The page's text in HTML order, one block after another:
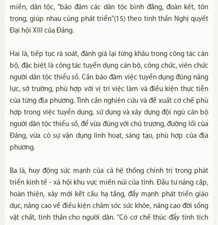
miền, dân tộc, “bảo đảm các dân tộc bình đẳng, đoàn kết, tôn
trọng, giúp nhau cùng phát triển”(15) theo tinh thần Nghị quyết
Đại hội XIII của Đảng.
Hai là, tiếp tục rà soát, đánh giá lại từng khâu trong công tác cán
bộ, đặc biệt là công tác tuyển dụng cán bộ, công chức, viên chức
người dân tộc thiểu số. Cần bảo đảm việc tuyển dụng đúng năng
lực, sở trường, phù hợp với vị trí việc làm và điều kiện thực tiễn
của từng địa phương. Tỉnh cần nghiên cứu và đề xuất cơ chế phù
hợp trong việc tuyển dụng, sử dụng và xây dựng đội ngũ cán bộ
người dân tộc thiểu số, để vừa đúng với chủ trương, đường lối của
Đảng, vừa có sự vận dụng linh hoạt, sáng tạo, phù hợp của địa
phương.
Ba là, huy động sức mạnh của cả hệ thống chính trị trong phát
triển kinh tế - xã hội khu vực miền núi của tỉnh. Đầu tư nâng cấp,
hoàn thiện, xây mới kết cấu hạ tầng, đẩy mạnh phát triển giáo
dục, nâng cao về điều kiện chăm sóc sức khỏe, nâng cao đời sống
vật chất, tinh thần cho người dân. “Có cơ chế thúc đẩy tính tích